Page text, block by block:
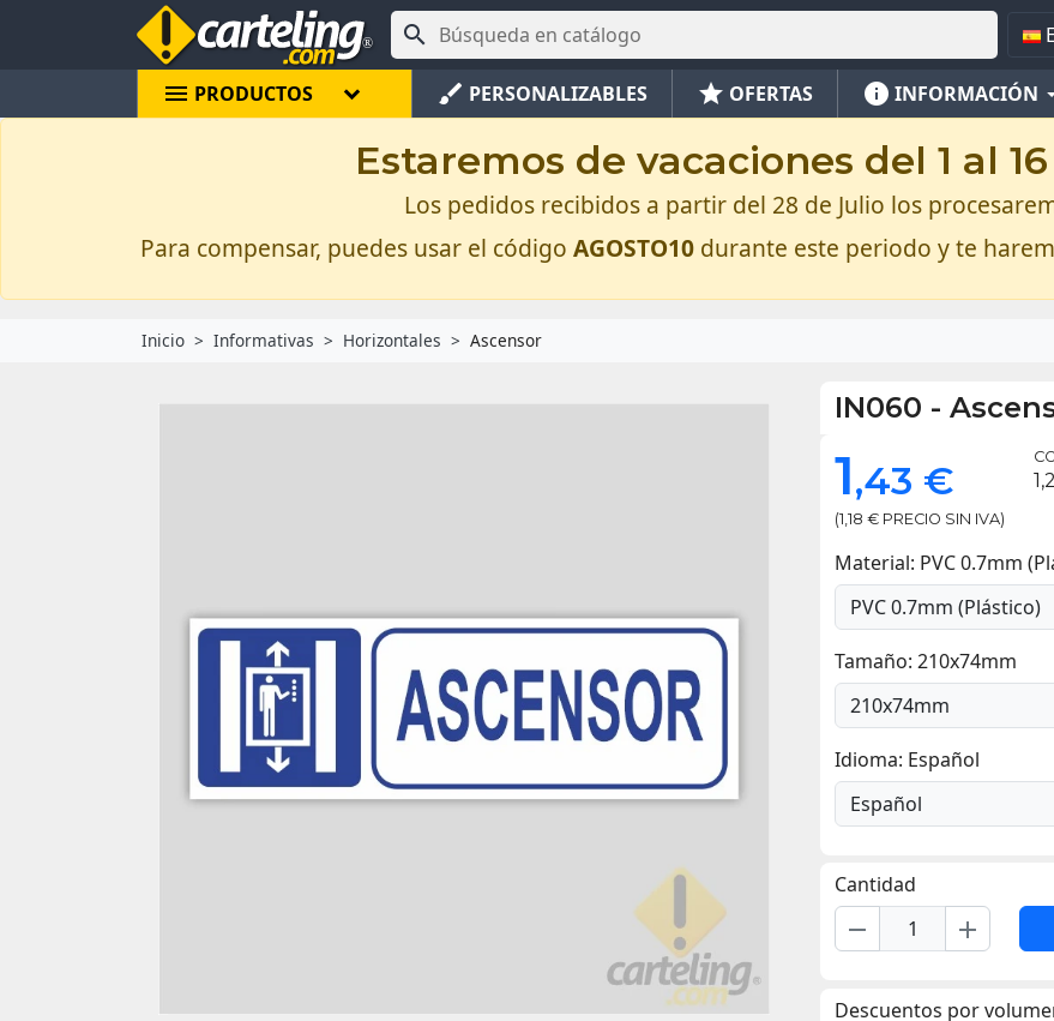

menu PRODUCTOS brush PERSONALIZABLES star OFERTAS info INFORMACIÓN
Estaremos de vacaciones del 1 al
Los pedidos recibidos a partir del 28 de Julio los
Para compensar, puedes usar el código AGOSTO10 durante este periodo y te
Inicio Informativas Horizontales Ascensor
IN060 -
1,43 €
(1,18 € PRECIO SIN IVA)
Material: PVC 0.7mm
Tamaño: 210x74mm
Idioma: Español
Cantidad
remove add
Descuentos por